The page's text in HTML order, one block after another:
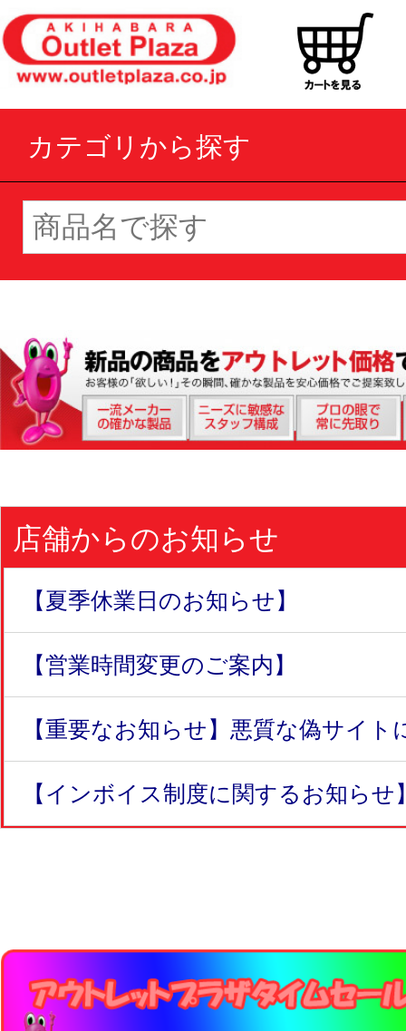
カテゴリから探す
店舗からのお知らせ
【夏季休業日のお知らせ】
【営業時間変更のご案内】
【重要なお知らせ】悪質な偽サイト
【インボイス制度に関するお知らせ